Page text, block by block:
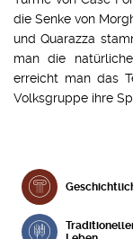
die Senke von
und Quarazza
man die
erreicht man das
Volksgruppe ihre